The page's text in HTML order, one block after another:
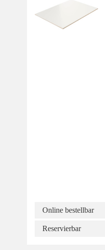
Online bestellbar
Reservierbar